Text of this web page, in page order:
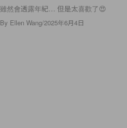
雖然會透露年紀… 但是太喜歡了😍
By Ellen Wang/2025年6月4日